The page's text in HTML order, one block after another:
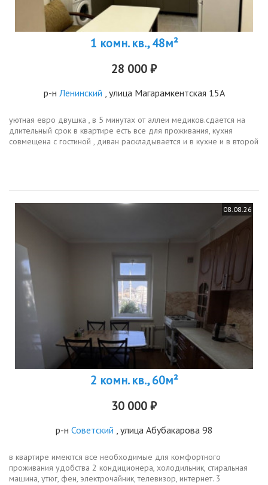
1 комн. кв., 48м²
28 000 ₽
р-н Ленинский , улица Магарамкентская 15А
уютная евро двушка , в 5 минутах от аллеи медиков.сдается на
длительный срок в квартире есть все для проживания, кухня
совмещена с гостиной , диван раскладывается и в кухне и в второй
08.08.26
2 комн. кв., 60м²
30 000 ₽
р-н Советский , улица Абубакарова 98
в квартире имеются все необходимые для комфортного
проживания удобства 2 кондиционера, холодильник, стиральная
машина, утюг, фен, электрочайник, телевизор, интернет. 3